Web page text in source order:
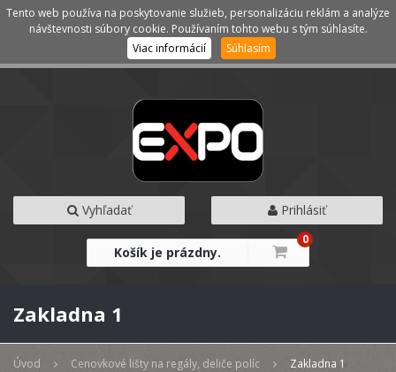
Kategórie Menu
Vyhľadať Prihlásiť
Košík je prázdny.
0
Zakladna 1
Úvod Cenovkové lišty na regály, deliče políc Zakladna 1
Tento web používa na poskytovanie služieb, personalizáciu reklám a analýze
návštevnosti súbory cookie. Používaním tohto webu s tým súhlasíte.
Viac informácií
Súhlasím